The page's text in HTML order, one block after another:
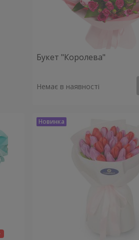
Букет "Королева"
Немає в наявності